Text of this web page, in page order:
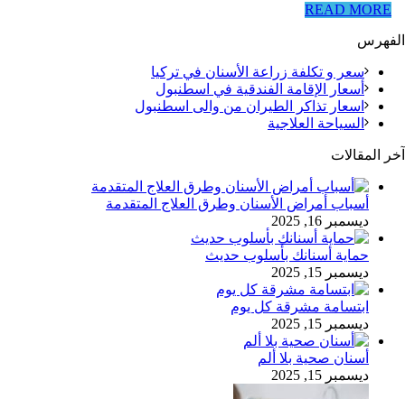
READ MORE
الفهرس
سعر و تكلفة زراعة الأسنان في تركيا
أسعار الإقامة الفندقية في اسطنبول
اسعار تذاكر الطيران من والى اسطنبول
السياحة العلاجية
آخر المقالات
أسباب أمراض الأسنان وطرق العلاج المتقدمة
ديسمبر 16, 2025
حماية أسنانك بأسلوب حديث
ديسمبر 15, 2025
ابتسامة مشرقة كل يوم
ديسمبر 15, 2025
أسنان صحية بلا ألم
ديسمبر 15, 2025